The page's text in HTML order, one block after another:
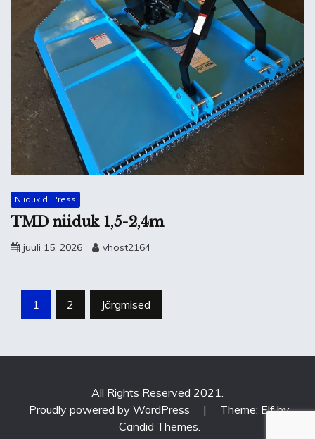
Niidukid, Press
TMD niiduk 1,5-2,4m
juuli 15, 2026 vhost2164
Postituste
1 2 Järgmised
All Rights Reserved 2021.
Proudly powered by WordPress
|
Theme: Elf by
Candid Themes.